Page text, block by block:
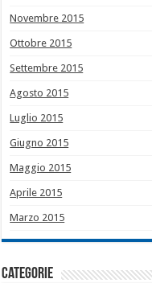
Novembre 2015
Ottobre 2015
Settembre 2015
Agosto 2015
Luglio 2015
Giugno 2015
Maggio 2015
Aprile 2015
Marzo 2015
Categorie